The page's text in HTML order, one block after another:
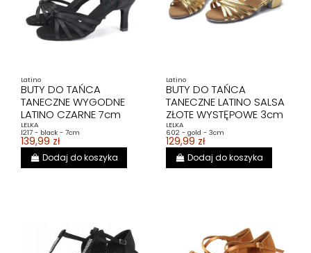
Latino
BUTY DO TAŃCA
TANECZNE WYGODNE
LATINO CZARNE 7cm
LELKA
l217 - black - 7cm
139,99 zł
Dodaj do koszyka
Latino
BUTY DO TAŃCA
TANECZNE LATINO SALSA
ZŁOTE WYSTĘPOWE 3cm
LELKA
602 - gold - 3cm
129,99 zł
Dodaj do koszyka